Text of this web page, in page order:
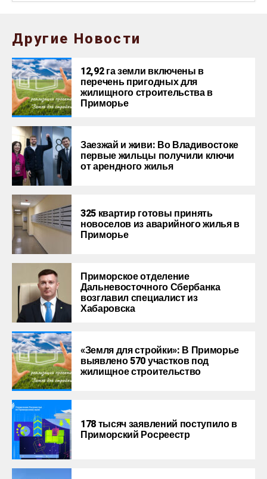
Другие Новости
12,92 га земли включены в
перечень пригодных для
жилищного строительства в
Приморье
Заезжай и живи: Во Владивостоке
первые жильцы получили ключи
от арендного жилья
325 квартир готовы принять
новоселов из аварийного жилья в
Приморье
Приморское отделение
Дальневосточного Сбербанка
возглавил специалист из
Хабаровска
«Земля для стройки»: В Приморье
выявлено 570 участков под
жилищное строительство
178 тысяч заявлений поступило в
Приморский Росреестр